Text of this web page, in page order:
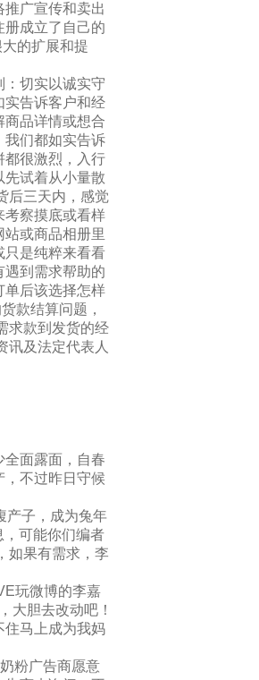
广宣传和卖出
成立了自己的
的扩展和提
：切实以诚实守
实告诉客户和经
品详情或想合
我们都如实告诉
都很激烈，入行
试着从小量散
后三天内，感觉
考察摸底或看样
或商品相册里
只是纯粹来看看
到需求帮助的
单后该选择怎样
款结算问题，
求款到发货的经
讯及法定代表人
全面露面，自春
不过昨日守候
产子，成为兔年
，可能你们编者
如果有需求，李
玩微博的李嘉
大胆去改动吧！
住马上成为我妈
粉广告商愿意